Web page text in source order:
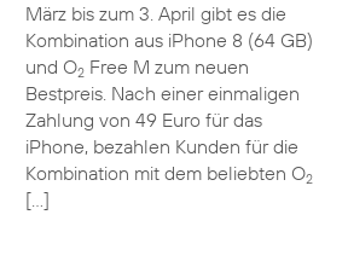
März bis zum 3. April gibt es die
Kombination aus iPhone 8 (64 GB)
und O2Free M zum neuen
Bestpreis. Nach einer einmaligen
Zahlung von 49 Euro für das
iPhone, bezahlen Kunden für die
Kombination mit dem beliebten O2
[…]